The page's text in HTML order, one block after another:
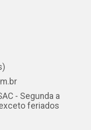
- Segunda a
feriados